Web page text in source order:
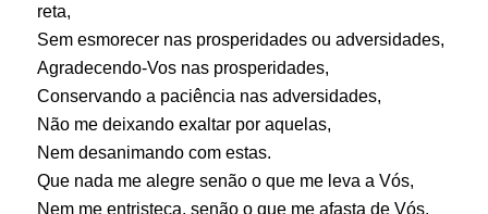
reta,
Sem esmorecer nas prosperidades ou adversidades,
Agradecendo-Vos nas prosperidades,
Conservando a paciência nas adversidades,
Não me deixando exaltar por aquelas,
Nem desanimando com estas.
Que nada me alegre senão o que me leva a Vós,
Nem me entristeça, senão o que me afasta de Vós,